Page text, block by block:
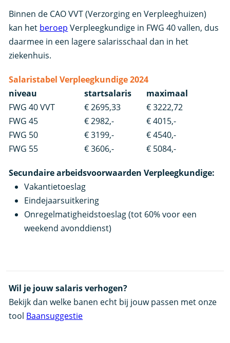
Binnen de CAO VVT (Verzorging en Verpleeghuizen)
kan het beroep Verpleegkundige in FWG 40 vallen, dus
daarmee in een lagere salarisschaal dan in het
ziekenhuis.
Salaristabel Verpleegkundige 2024
niveau
startsalaris
maximaal
FWG 40 VVT
€ 2695,33
€ 3222,72
FWG 45
€ 2982,-
€ 4015,-
FWG 50
€ 3199,-
€ 4540,-
FWG 55
€ 3606,- € 5084,-
Secundaire arbeidsvoorwaarden Verpleegkundige:
Vakantietoeslag
Eindejaarsuitkering
Onregelmatigheidstoeslag (tot 60% voor een
weekend avonddienst)
Wil je jouw salaris verhogen?
Bekijk dan welke banen echt bij jouw passen met onze
tool Baansuggestie